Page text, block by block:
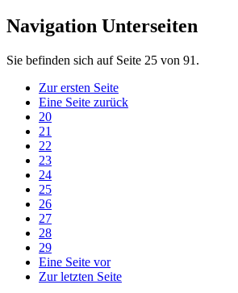
Navigation Unterseiten
Sie befinden sich auf Seite 25 von 91.
Zur ersten Seite
Eine Seite zurück
20
21
22
23
24
25
26
27
28
29
Eine Seite vor
Zur letzten Seite